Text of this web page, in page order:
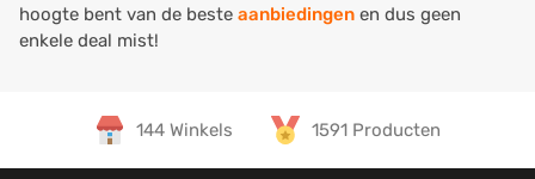
hoogte bent van de beste aanbiedingen en dus geen
enkele deal mist!
144 Winkels 1591 Producten